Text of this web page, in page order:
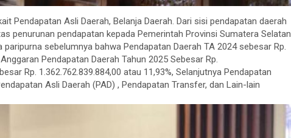
Pendapatan Asli Daerah, Belanja Daerah. Dari sisi pendapatan daerah
penurunan pendapatan kepada Pemerintah Provinsi Sumatera Selatan
sebelumnya bahwa Pendapatan Daerah TA 2024 sebesar Rp.
Pendapatan Daerah Tahun 2025 Sebesar Rp.
Rp. 1.362.762.839.884,00 atau 11,93%, Selanjutnya Pendapatan
Asli Daerah (PAD) , Pendapatan Transfer, dan Lain-lain